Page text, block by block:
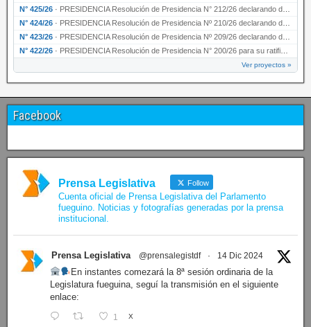
N° 425/26 · PRESIDENCIA Resolución de Presidencia N° 212/26 declarando de interés provincial el “50° A…
N° 424/26 · PRESIDENCIA Resolución de Presidencia Nº 210/26 declarando de interés provincial el proyec…
N° 423/26 · PRESIDENCIA Resolución de Presidencia Nº 209/26 declarando de interés provincial la presen…
N° 422/26 · PRESIDENCIA Resolución de Presidencia N° 200/26 para su ratificación.
Ver proyectos »
Facebook
Prensa Legislativa Follow
Cuenta oficial de Prensa Legislativa del Parlamento
fueguino. Noticias y fotografías generadas por la prensa
institucional.
Prensa Legislativa @prensalegistdf · 14 Dic 2024
En instantes comezará la 8ª sesión ordinaria de la
Legislatura fueguina, seguí la transmisión en el siguiente
enlace:
1 X